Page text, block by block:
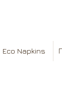
Eco Napkins